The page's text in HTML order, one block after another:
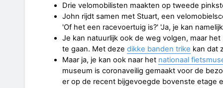
Drie velomobilisten maakten op tweede
John rijdt samen met Stuart, een
'Of het een racevoertuig is?' 'Ja, je kan
Je kan natuurlijk ook de weg volgen, maar
te gaan. Met deze dikke banden trike kan dat
Maar ja, je kan ook naar het nationaal
museum is coronaveilig gemaakt voor de
er op de recent bijgevoegde bovenste etage